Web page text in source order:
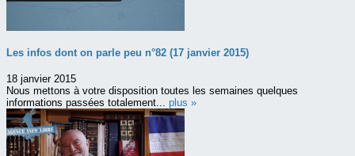
Les infos dont on parle peu n°82 (17 janvier 2015)
18 janvier 2015
Nous mettons à votre disposition toutes les semaines quelques
informations passées totalement... plus »